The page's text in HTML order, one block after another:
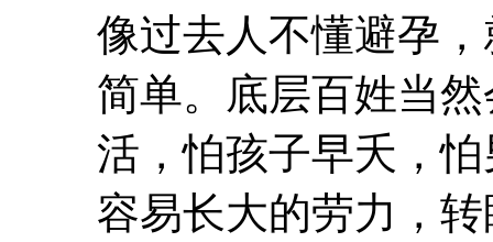
像过去人不懂避孕
简单。底层百姓当
活，怕孩子早夭，
容易长大的劳力，